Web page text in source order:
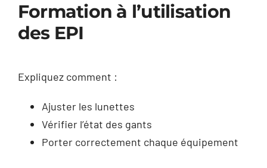
Formation à l’utilisation
des EPI
Expliquez comment :
Ajuster les lunettes
Vérifier l’état des gants
Porter correctement chaque équipement